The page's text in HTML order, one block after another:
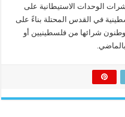
الوحدات الاستيطانية على
في القدس المحتلة بناءً على
شرائها من فلسطينيين أو